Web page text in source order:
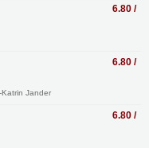
6.80 /
6.80 /
Jander
6.80 /